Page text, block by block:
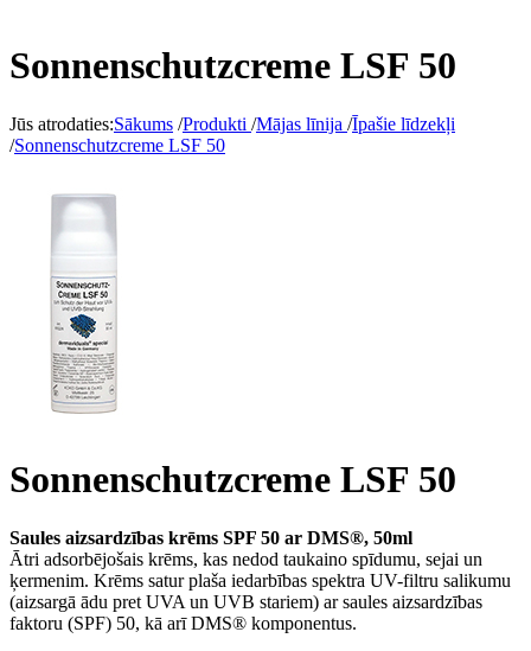
Sonnenschutzcreme LSF 50
Jūs atrodaties:Sākums /Produkti /Mājas līnija /Īpašie līdzekļi
/Sonnenschutzcreme LSF 50
Sonnenschutzcreme LSF 50
Saules aizsardzības krēms SPF 50 ar DMS®, 50ml
Ātri adsorbējošais krēms, kas nedod taukaino spīdumu, sejai un
ķermenim. Krēms satur plaša iedarbības spektra UV-filtru salikumu
(aizsargā ādu pret UVA un UVB stariem) ar saules aizsardzības
faktoru (SPF) 50, kā arī DMS® komponentus.